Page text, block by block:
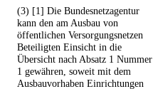
(3) [1] Die Bundesnetzagentur
kann den am Ausbau von
öffentlichen Versorgungsnetzen
Beteiligten Einsicht in die
Übersicht nach Absatz 1 Nummer
1 gewähren, soweit mit dem
Ausbauvorhaben Einrichtungen